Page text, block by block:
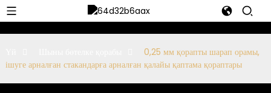
0,25 мм қорапты шарап орамы,
ішуге арналған стакандарға арналған қалайы қаптама қораптары